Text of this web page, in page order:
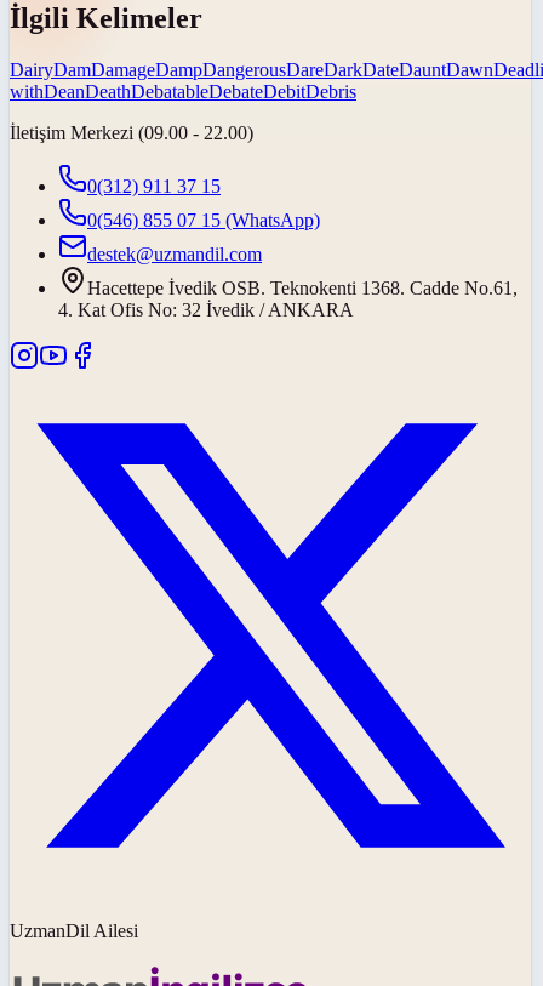
İlgili Kelimeler
DairyDamDamageDampDangerousDareDarkDateDauntDawn
withDeanDeathDebatableDebateDebitDebris
İletişim Merkezi (09.00 - 22.00)
0(312) 911 37 15
0(546) 855 07 15 (WhatsApp)
destek@uzmandil.com
Hacettepe İvedik OSB. Teknokenti 1368. Cadde No.61,
4. Kat Ofis No: 32 İvedik / ANKARA
UzmanDil Ailesi